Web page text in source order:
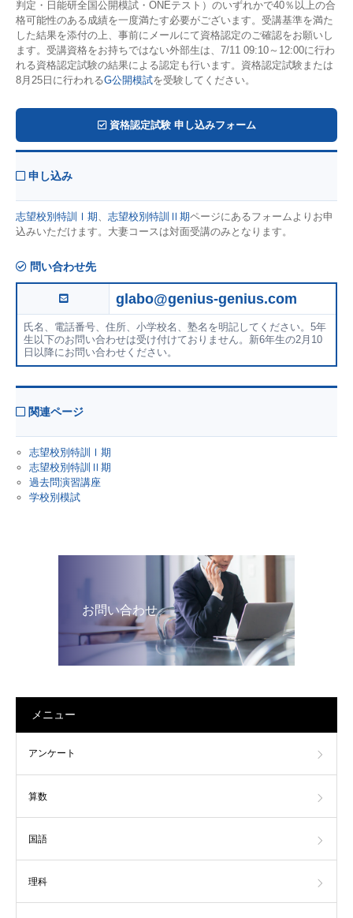
判定・日能研全国公開模試・ONEテスト）のいずれかで40％以上の合
格可能性のある成績を一度満たす必要がございます。受講基準を満た
した結果を添付の上、事前にメールにて資格認定のご確認をお願いし
ます。受講資格をお持ちではない外部生は、7/11 09:10～12:00に行わ
れる資格認定試験の結果による認定も行います。資格認定試験または
8月25日に行われるG公開模試を受験してください。
資格認定試験 申し込みフォーム
申し込み
志望校別特訓Ⅰ期、 志望校別特訓Ⅱ期ページにあるフォームよりお申
込みいただけます。大妻コースは対面受講のみとなります。
問い合わせ先
glabo@genius-genius.com
氏名、電話番号、住所、小学校名、塾名を明記してください。5年
生以下のお問い合わせは受け付けておりません。新6年生の2月10
日以降にお問い合わせください。
関連ページ
志望校別特訓Ⅰ期
志望校別特訓Ⅱ期
過去問演習講座
学校別模試
お問い合わせ
メニュー
アンケート
算数
国語
理科